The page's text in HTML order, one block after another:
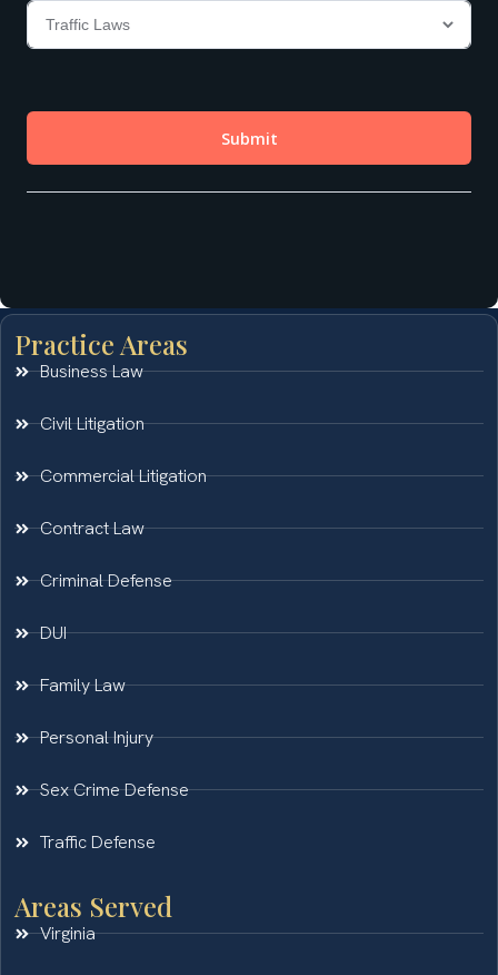
Practice Areas
Business Law
Civil Litigation
Commercial Litigation
Contract Law
Criminal Defense
DUI
Family Law
Personal Injury
Sex Crime Defense
Traffic Defense
Areas Served
Virginia